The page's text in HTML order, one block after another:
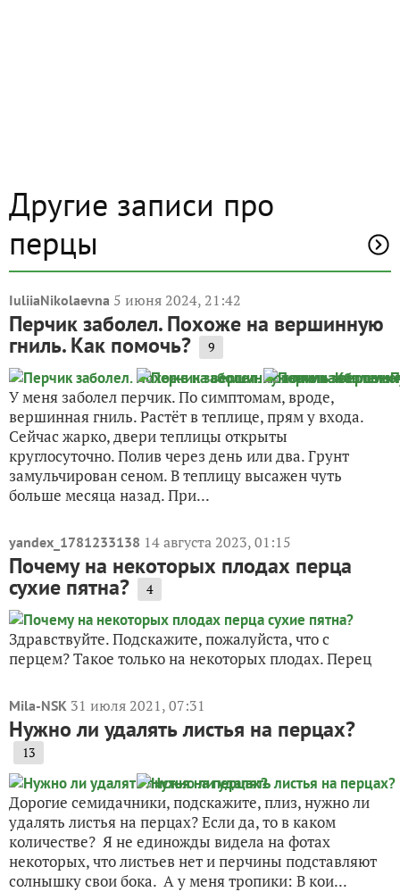
Другие записи про
перцы
IuliiaNikolaevna 5 июня 2024, 21:42
Перчик заболел. Похоже на вершинную
гниль. Как помочь? 9
У меня заболел перчик. По симптомам, вроде,
вершинная гниль. Растёт в теплице, прям у входа.
Сейчас жарко, двери теплицы открыты
круглосуточно. Полив через день или два. Грунт
замульчирован сеном. В теплицу высажен чуть
больше месяца назад. При...
yandex_1781233138 14 августа 2023, 01:15
Почему на некоторых плодах перца
сухие пятна? 4
Здравствуйте. Подскажите, пожалуйста, что с
перцем? Такое только на некоторых плодах. Перец
Mila-NSK 31 июля 2021, 07:31
Нужно ли удалять листья на перцах?
13
Дорогие семидачники, подскажите, плиз, нужно ли
удалять листья на перцах? Если да, то в каком
количестве? Я не единожды видела на фотах
некоторых, что листьев нет и перчины подставляют
солнышку свои бока. А у меня тропики: В кои...